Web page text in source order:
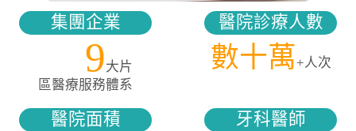
集團企業
9大片
區醫療服務體系
醫院診療人數
數十萬 +人次
醫院面積 牙科醫師